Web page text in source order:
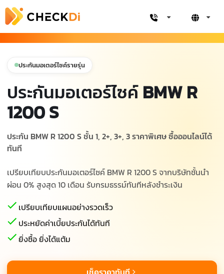
ประกันมอเตอร์ไซค์รายรุ่น
ประกันมอเตอร์ไซค์BMW R
1200 S
ประกัน BMW R 1200 S ชั้น 1, 2+, 3+, 3 ราคาพิเศษ ซื้อออนไลน์ได้
ทันที
เปรียบเทียบประกันมอเตอร์ไซค์ BMW R 1200 S จากบริษัทชั้นนำ
ผ่อน 0% สูงสุด 10 เดือน รับกรมธรรม์ทันทีหลังชำระเงิน
เปรียบเทียบแผนอย่างรวดเร็ว
ประหยัดค่าเบี้ยประกันได้ทันที
ยิ่งซื้อ ยิ่งได้แต้ม